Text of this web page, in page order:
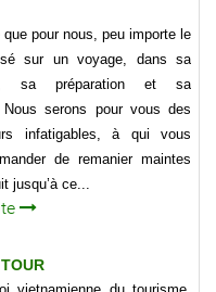
que pour nous, peu importe le
sur un voyage, dans sa
sa préparation et sa
Nous serons pour vous des
infatigables, à qui vous
de remanier maintes
jusqu’à ce...